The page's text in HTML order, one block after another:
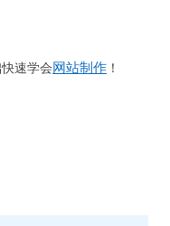
速学会网站制作 ！